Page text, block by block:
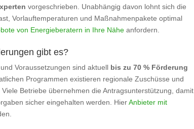
vorgeschrieben. Unabhängig davon lohnt sich die
Vorlauftemperaturen und Maßnahmenpakete optimal
von Energieberatern in Ihre Nähe anfordern.
gibt es?
Voraussetzungen sind aktuell bis zu 70 % Förderung
Programmen existieren regionale Zuschüsse und
Betriebe übernehmen die Antragsunterstützung, damit
sicher eingehalten werden. HierAnbieter mit